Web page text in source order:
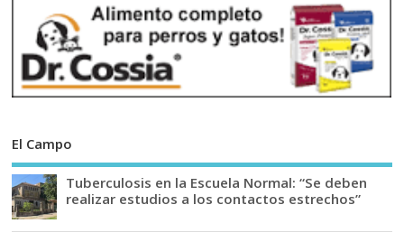
El Campo
Tuberculosis en la Escuela Normal: “Se deben
realizar estudios a los contactos estrechos”